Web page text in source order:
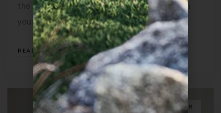
the icing, is how you actually show up with
your …
READ MORE
3D INTERIEUR